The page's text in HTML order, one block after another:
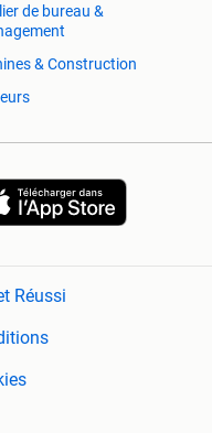
de bureau &
& Construction
Réussi